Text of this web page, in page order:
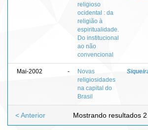
religioso
ocidental : da
religião à
espiritualidade.
Do institucional
ao não
convencional
Mai-2002 -
Novas
religiosidades
na capital do
Brasil
Mostrando resultados
< Anterior